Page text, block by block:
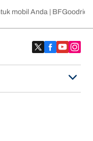
mobil Anda |